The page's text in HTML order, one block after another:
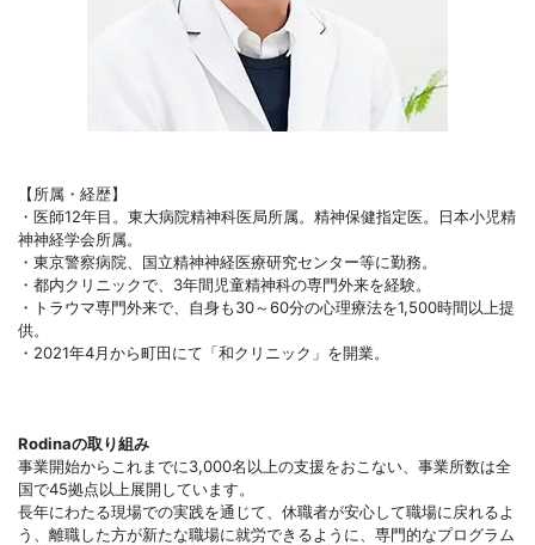
【所属・経歴】
・医師12年目。東大病院精神科医局所属。精神保健指定医。日本小児精
神神経学会所属。
・東京警察病院、国立精神神経医療研究センター等に勤務。
・都内クリニックで、3年間児童精神科の専門外来を経験。
・トラウマ専門外来で、自身も30～60分の心理療法を1,500時間以上提
供。
・2021年4月から町田にて「和クリニック」を開業。
Rodinaの取り組み
事業開始からこれまでに3,000名以上の支援をおこない、事業所数は全
国で45拠点以上展開しています。
長年にわたる現場での実践を通じて、休職者が安心して職場に戻れるよ
う、離職した方が新たな職場に就労できるように、専門的なプログラム